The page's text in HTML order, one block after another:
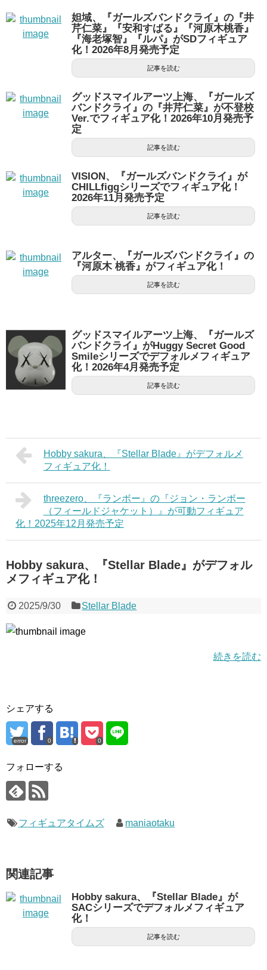
妲域、『ガールズバンドクライ』の『井
芹仁菜』『安和すばる』『河原木桃香』
『海老塚智』『ルパ』がSDフィギュア
化！2026年8月発売予定
記事を読む
グッドスマイルアーツ上海、『ガールズ
バンドクライ』の『井芹仁菜』が不登校
Ver.でフィギュア化！2026年10月発売予
定
記事を読む
VISION、『ガールズバンドクライ』が
CHILLfiggシリーズでフィギュア化！
2026年11月発売予定
記事を読む
アルター、『ガールズバンドクライ』の
『河原木 桃香』がフィギュア化！
記事を読む
グッドスマイルアーツ上海、『ガールズ
バンドクライ』がHuggy Secret Good
Smileシリーズでデフォルメフィギュア
化！2026年4月発売予定
記事を読む
Hobby sakura、『Stellar Blade』がデフォルメ
フィギュア化！
threezero、『ランボー』の『ジョン・ランボー
（フィールドジャケット）』が可動フィギュア
化！2025年12月発売予定
Hobby sakura、『Stellar Blade』がデフォル
メフィギュア化！
2025/9/30 Stellar Blade
続きを読む
シェアする
error 0 0
フォローする
フィギュアタイムズ maniaotaku
関連記事
Hobby sakura、『Stellar Blade』が
SACシリーズでデフォルメフィギュア
化！
記事を読む